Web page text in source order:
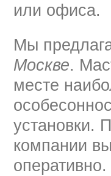
или офиса.
Мы
Москве.
месте
установки.
компании